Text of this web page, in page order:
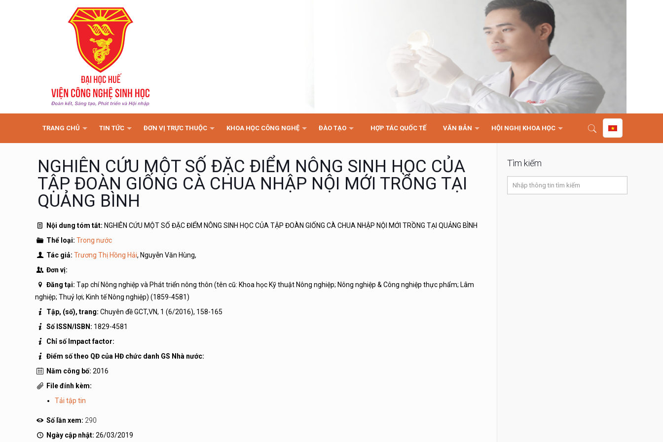
TRANG CHỦ TIN TỨC ĐƠN VỊ TRỰC THUỘC KHOA HỌC CÔNG NGHỆ ĐÀO TẠO HỢP TÁC QUỐC TẾ VĂN BẢN HỘI NGHỊ KHOA HỌC
NGHIÊN CỨU MỘT SỐ ĐẶC ĐIỂM NÔNG SINH HỌC CỦA
TẬP ĐOÀN GIỐNG CÀ CHUA NHẬP NỘI MỚI TRỒNG TẠI
QUẢNG BÌNH
Nội dung tóm tắt: NGHIÊN CỨU MỘT SỐ ĐẶC ĐIỂM NÔNG SINH HỌC CỦA TẬP ĐOÀN GIỐNG CÀ CHUA NHẬP NỘI MỚI TRỒNG TẠI QUẢNG BÌNH
Thể loại: Trong nước
Tác giả: Trương Thị Hồng Hải, Nguyễn Văn Hùng,
Đơn vị:
Đăng tại: Tạp chí Nông nghiệp và Phát triển nông thôn (tên cũ: Khoa học Kỹ thuật Nông nghiệp; Nông nghiệp & Công nghiệp thực phẩm; Lâm
nghiệp; Thuỷ lợi; Kinh tế Nông nghiệp) (1859-4581)
Tập, (số), trang: Chuyên đề GCT,VN, 1 (6/2016), 158-165
Số ISSN/ISBN: 1829-4581
Chỉ số Impact factor:
Điểm số theo QĐ của HĐ chức danh GS Nhà nước:
Năm công bố: 2016
File đính kèm:
Tải tập tin
Số lần xem: 290
Ngày cập nhật: 26/03/2019
Tìm kiếm